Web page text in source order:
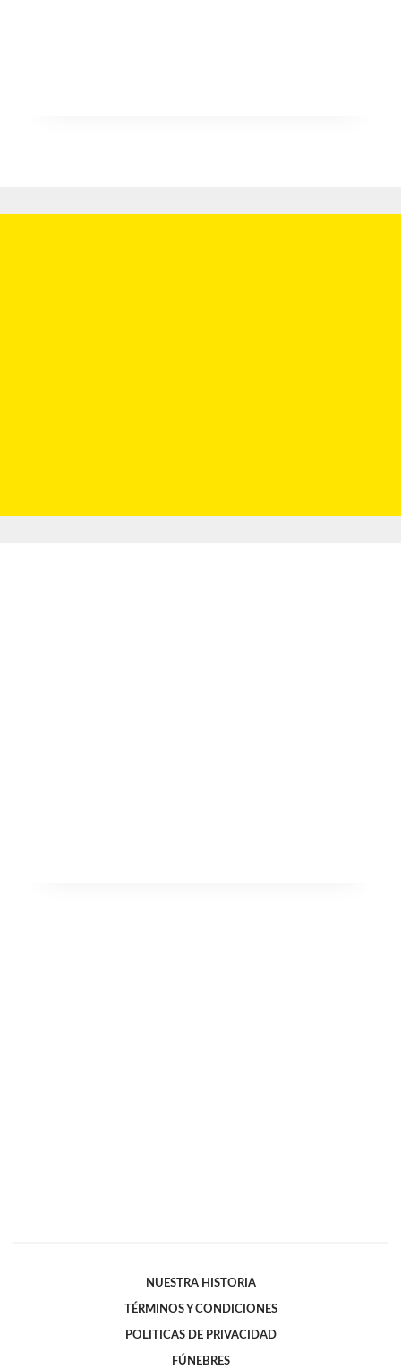
NUESTRA HISTORIA
TÉRMINOS Y CONDICIONES
POLITICAS DE PRIVACIDAD
FÚNEBRES